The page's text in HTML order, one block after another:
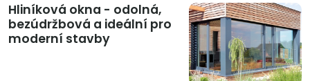
Hliníková okna - odolná,
bezúdržbová a ideální pro
moderní stavby